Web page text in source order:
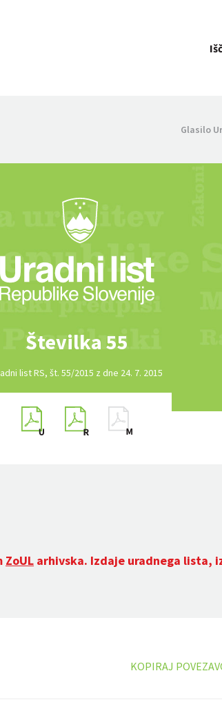
Glasilo
Številka 55
list RS, št. 55/2015 z dne 24. 7. 2015
ZoUL arhivska. Izdaje uradnega lista,
KOPIRAJ